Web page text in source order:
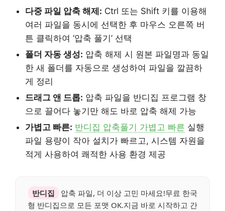
다중 파일 압축 해제: Ctrl 또는 Shift 키를 이용해
여러 파일을 동시에 선택한 후 마우스 오른쪽 버
튼 클릭하여 ‘압축 풀기’ 선택
폴더 자동 생성: 압축 해제 시 원본 파일명과 동일
한 새 폴더를 자동으로 생성하여 파일을 깔끔하
게 정리
드래그 앤 드롭: 압축 파일을 반디집 프로그램 창
으로 끌어다 놓기만 해도 바로 압축 해제 가능
가볍고 빠른: 반디집 압축풀기 가볍고 빠른 실행
파일 용량이 작아 설치가 빠르고, 시스템 자원을
적게 사용하여 쾌적한 사용 환경 제공
반디집
압축 파일, 더 이상 고민 마세요!무료 한국
형 반디집으로 모든 포맷 OK.지금 바로 시작하고 간